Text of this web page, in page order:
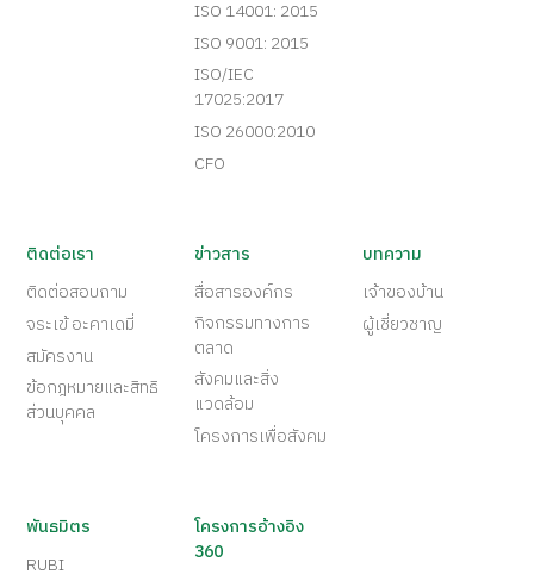
ISO 14001: 2015
ISO 9001: 2015
ISO/IEC
17025:2017
ISO 26000:2010
CFO
ติดต่อเรา
ติดต่อสอบถาม
จระเข้ อะคาเดมี่
สมัครงาน
ข้อกฎหมายและสิทธิ
ส่วนบุคคล
ข่าวสาร
สื่อสารองค์กร
กิจกรรมทางการ
ตลาด
สังคมและสิ่ง
แวดล้อม
โครงการเพื่อสังคม
บทความ
เจ้าของบ้าน
ผู้เชี่ยวชาญ
พันธมิตร
RUBI
โครงการอ้างอิง
360